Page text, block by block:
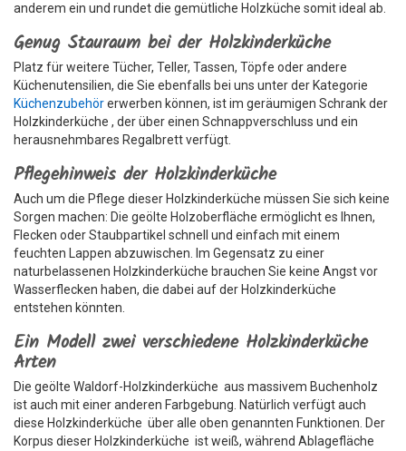
anderem ein und rundet die gemütliche Holzküche somit ideal ab.
Genug Stauraum bei der Holzkinderküche
Platz für weitere Tücher, Teller, Tassen, Töpfe oder andere
Küchenutensilien, die Sie ebenfalls bei uns unter der Kategorie
Küchenzubehörerwerben können, ist im geräumigen Schrank der
Holzkinderküche , der über einen Schnappverschluss und ein
herausnehmbares Regalbrett verfügt.
Pflegehinweis der Holzkinderküche
Auch um die Pflege dieser Holzkinderküche müssen Sie sich keine
Sorgen machen: Die geölte Holzoberfläche ermöglicht es Ihnen,
Flecken oder Staubpartikel schnell und einfach mit einem
feuchten Lappen abzuwischen. Im Gegensatz zu einer
naturbelassenen Holzkinderküche brauchen Sie keine Angst vor
Wasserflecken haben, die dabei auf der Holzkinderküche
entstehen könnten.
Ein Modell zwei verschiedene Holzkinderküche
Arten
Die geölte Waldorf-Holzkinderküche aus massivem Buchenholz
ist auch mit einer anderen Farbgebung. Natürlich verfügt auch
diese Holzkinderküche über alle oben genannten Funktionen. Der
Korpus dieser Holzkinderküche ist weiß, während Ablagefläche